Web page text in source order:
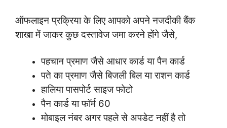
ऑफलाइन प्रक्रिया के लिए आपको अपने नजदीकी बैंक
शाखा में जाकर कुछ दस्तावेज जमा करने होंगे जैसे,
पहचान प्रमाण जैसे आधार कार्ड या पैन कार्ड
पते का प्रमाण जैसे बिजली बिल या राशन कार्ड
हालिया पासपोर्ट साइज फोटो
पैन कार्ड या फॉर्म 60
मोबाइल नंबर अगर पहले से अपडेट नहीं है तो